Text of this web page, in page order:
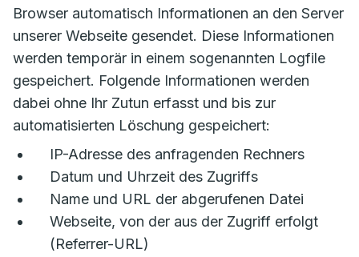
Browser automatisch Informationen an den Server
unserer Webseite gesendet. Diese Informationen
werden temporär in einem sogenannten Logfile
gespeichert. Folgende Informationen werden
dabei ohne Ihr Zutun erfasst und bis zur
automatisierten Löschung gespeichert:
IP-Adresse des anfragenden Rechners
Datum und Uhrzeit des Zugriffs
Name und URL der abgerufenen Datei
Webseite, von der aus der Zugriff erfolgt
(Referrer-URL)